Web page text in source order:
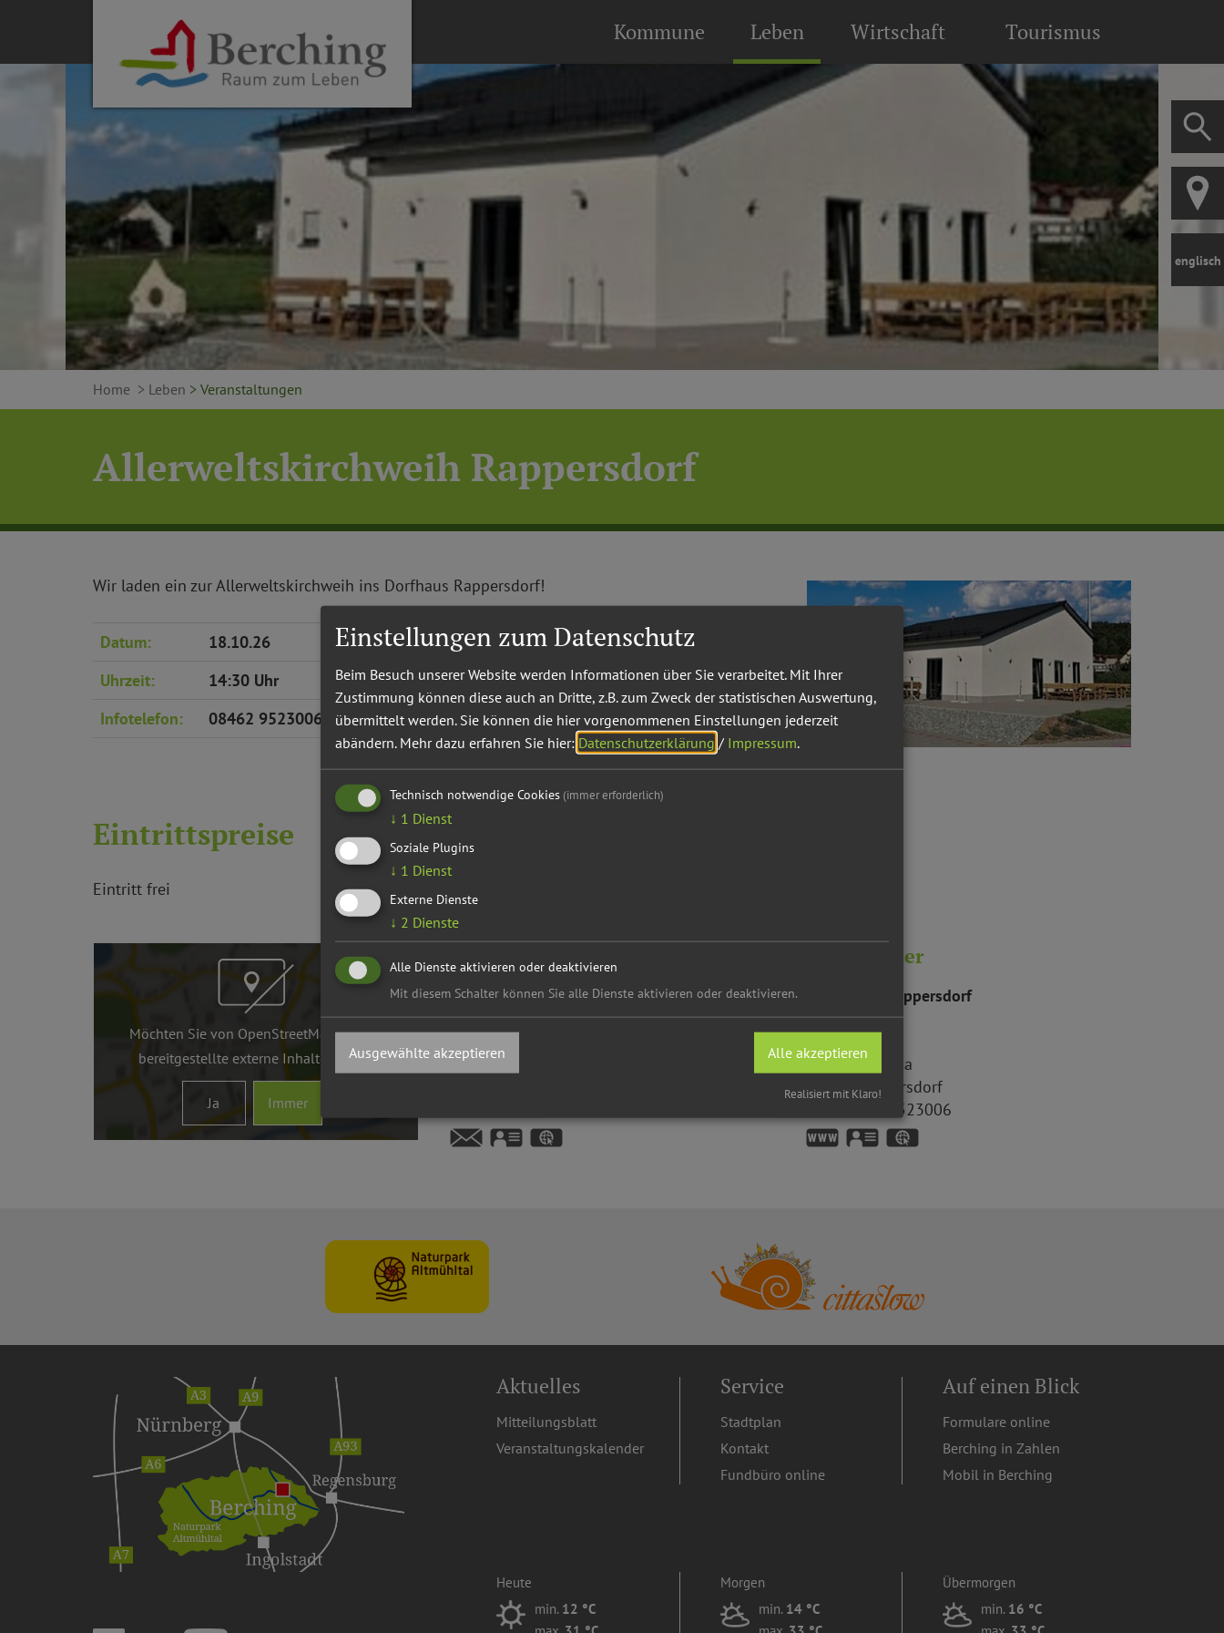
Kommune Leben Wirtschaft Tourismus
englisch
Home > Leben > Veranstaltungen
Allerweltskirchweih Rappersdorf
Wir laden ein zur Allerweltskirchweih ins Dorfhaus Rappersdorf!
Datum:
18.10.26
Uhrzeit:
14:30 Uhr
Infotelefon:
08462 9523006
Eintrittspreise
Eintritt frei
Möchten Sie von OpenStreetMap/Leaflet
bereitgestellte externe Inhalte laden?
Ja Immer
Dorfhaus Rappersdorf
Isabell Grau
Berchinger Str. 1
vCard
Veranstalter
Dorfverein Rappersdorf
Isabell Grau
Johannesstr. 8a
92334 Rappersdorf
08462 9523006
www.rappersdorf.de
vCard
Aktuelles
Mitteilungsblatt
Veranstaltungskalender
Service
Stadtplan
Kontakt
Fundbüro online
Auf einen Blick
Formulare online
Berching in Zahlen
Mobil in Berching
Heute
min. 12 °C
Morgen
min. 14 °C
Übermorgen
min. 16 °C
Einstellungen zum Datenschutz
Beim Besuch unserer Website werden Informationen über Sie verarbeitet. Mit Ihrer
Zustimmung können diese auch an Dritte, z.B. zum Zweck der statistischen Auswertung,
übermittelt werden. Sie können die hier vorgenommenen Einstellungen jederzeit
abändern. Mehr dazu erfahren Sie hier: Datenschutzerklärung / Impressum.
Technisch notwendige Cookies (immer erforderlich)
↓ 1 Dienst
Soziale Plugins
↓ 1 Dienst
Externe Dienste
↓ 2 Dienste
Alle Dienste aktivieren oder deaktivieren
Mit diesem Schalter können Sie alle Dienste aktivieren oder deaktivieren.
Ausgewählte akzeptieren Alle akzeptieren
Realisiert mit Klaro!